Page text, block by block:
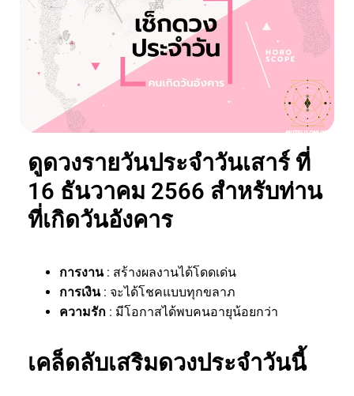
ดูดวงรายวันประจำวันเสาร์ ที่
16 ธันวาคม 2566 สำหรับท่าน
ที่เกิดวันอังคาร
การงาน: สร้างผลงานได้โดดเด่น
การเงิน: จะได้โชคแบบทุกขลาภ
ความรัก : มีโอกาสได้พบคนอายุน้อยกว่า
เคล็ดลับเสริมดวงประจำวันนี้